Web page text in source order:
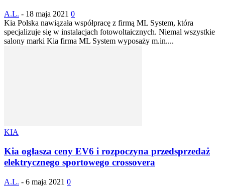
A.L. - 18 maja 2021 0
Kia Polska nawiązała współpracę z firmą ML System, która
specjalizuje się w instalacjach fotowoltaicznych. Niemal wszystkie
salony marki Kia firma ML System wyposaży m.in....
KIA
Kia ogłasza ceny EV6 i rozpoczyna przedsprzedaż
elektrycznego sportowego crossovera
A.L. - 6 maja 2021 0